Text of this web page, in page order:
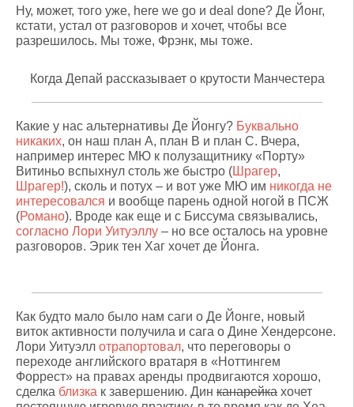
Ну, может, того уже, here we go и deal done? Де Йонг,
кстати, устал от разговоров и хочет, чтобы все
разрешилось. Мы тоже, Фрэнк, мы тоже.
Когда Депай рассказывает о крутости Манчестера
Какие у нас альтернативы Де Йонгу? Буквально
никаких, он наш план А, план B и план C. Вчера,
например интерес МЮ к полузащитнику «Порту»
Витиньо вспыхнул столь же быстро (Шрагер,
Шрагер!), сколь и потух – и вот уже МЮ им никогда не
интересовался и вообще парень одной ногой в ПСЖ
(Романо). Вроде как еще и с Биссума связывались,
согласно Лори Уитуэллу – но все осталось на уровне
разговоров. Эрик тен Хаг хочет де Йонга.
Как будто мало было нам саги о Де Йонге, новый
виток активности получила и сага о Дине Хендерсоне.
Лори Уитуэлл отрапортовал, что переговоры о
переходе английского вратаря в «Ноттингем
Форрест» на правах аренды продвигаются хорошо,
сделка близка к завершению. Дин канарейка хочет